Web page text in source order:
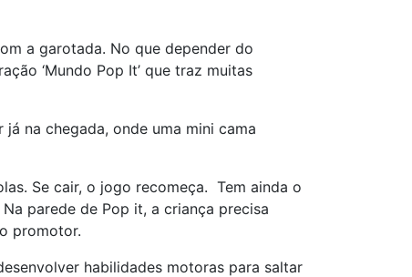
a garotada. No que depender do
‘Mundo Pop It’ que traz muitas
na chegada, onde uma mini cama
Se cair, o jogo recomeça. Tem ainda o
parede de Pop it, a criança precisa
promotor.
habilidades motoras para saltar